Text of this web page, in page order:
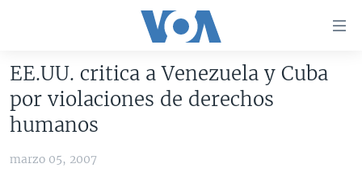
accesibilidad
contenido
Salte
AMÉRICA DEL NORTE
ELECCIONES EEUU 2024
EE.UU. critica a Venezuela y Cuba
por violaciones de derechos
humanos
marzo 05, 2007